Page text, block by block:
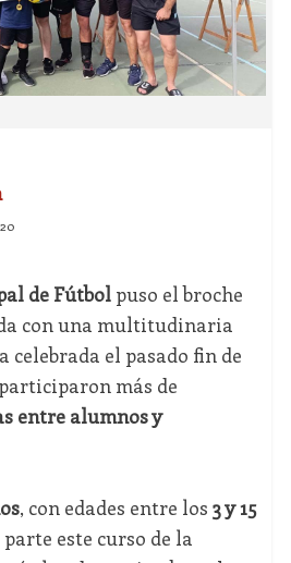
de Fútbolpuso el broche
con una multitudinaria
celebrada el pasado fin de
más de
entre alumnos y
, con edades entre los 3 y 15
este curso de la